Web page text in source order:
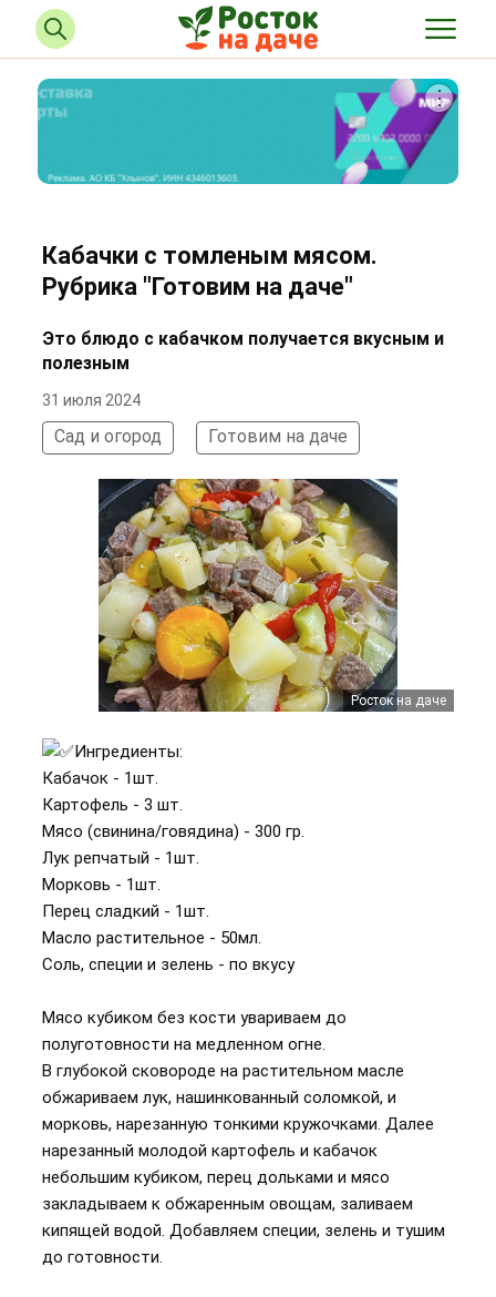
Кабачки с томленым мясом.
Рубрика "Готовим на даче"
Это блюдо с кабачком получается вкусным и
полезным
31 июля 2024
Сад и огород Готовим на даче
Росток на даче
Ингредиенты:
Кабачок - 1шт.
Картофель - 3 шт.
Мясо (свинина/говядина) - 300 гр.
Лук репчатый - 1шт.
Морковь - 1шт.
Перец сладкий - 1шт.
Масло растительное - 50мл.
Соль, специи и зелень - по вкусу
Мясо кубиком без кости увариваем до
полуготовности на медленном огне.
В глубокой сковороде на растительном масле
обжариваем лук, нашинкованный соломкой, и
морковь, нарезанную тонкими кружочками. Далее
нарезанный молодой картофель и кабачок
небольшим кубиком, перец дольками и мясо
закладываем к обжаренным овощам, заливаем
кипящей водой. Добавляем специи, зелень и тушим
до готовности.